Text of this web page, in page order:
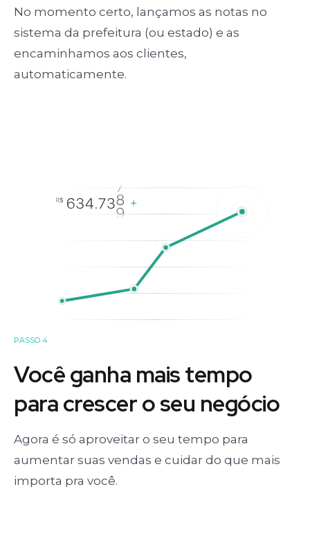
No momento certo, lançamos as notas no
sistema da prefeitura (ou estado) e as
encaminhamos aos clientes,
automaticamente.
PASSO 4
Você ganha mais tempo
para crescer o seu negócio
Agora é só aproveitar o seu tempo para
aumentar suas vendas e cuidar do que mais
importa pra você.